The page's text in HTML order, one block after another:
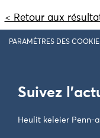
< Retour aux
PARAMÈTRES DES
Suivez
Heulit keleier Penn-